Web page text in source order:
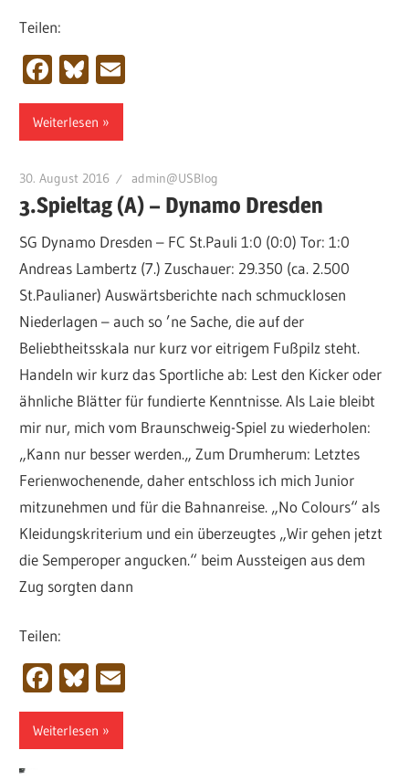
Teilen:
Facebook
Bluesky
Weiterlesen
30. August 2016 admin@USBlog
3.Spieltag (A) – Dynamo Dresden
SG Dynamo Dresden – FC St.Pauli 1:0 (0:0) Tor: 1:0
Andreas Lambertz (7.) Zuschauer: 29.350 (ca. 2.500
St.Paulianer) Auswärtsberichte nach schmucklosen
Niederlagen – auch so ’ne Sache, die auf der
Beliebtheitsskala nur kurz vor eitrigem Fußpilz steht.
Handeln wir kurz das Sportliche ab: Lest den Kicker oder
ähnliche Blätter für fundierte Kenntnisse. Als Laie bleibt
mir nur, mich vom Braunschweig-Spiel zu wiederholen:
„Kann nur besser werden.„ Zum Drumherum: Letztes
Ferienwochenende, daher entschloss ich mich Junior
mitzunehmen und für die Bahnanreise. „No Colours“ als
Kleidungskriterium und ein überzeugtes „Wir gehen jetzt
die Semperoper angucken.“ beim Aussteigen aus dem
Zug sorgten dann
Teilen:
Facebook
Bluesky
Weiterlesen